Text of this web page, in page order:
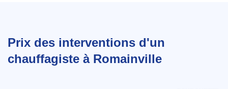
Prix des interventions d'un
chauffagiste à Romainville